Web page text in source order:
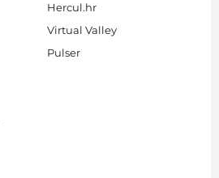
Hercul.hr
Virtual Valley
Pulser